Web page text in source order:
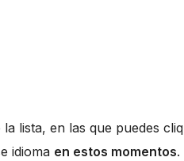
lista, en las que puedes
idioma en estos momentos.